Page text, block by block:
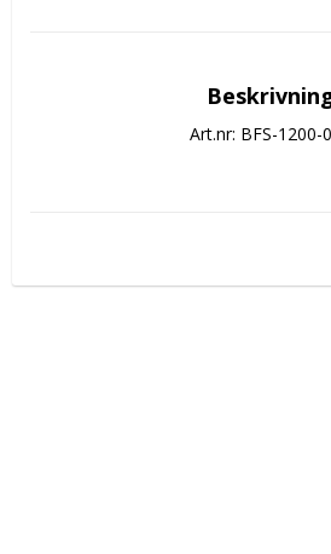
Art.nr: BFS-1200-